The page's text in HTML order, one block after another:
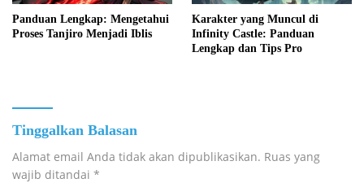
Panduan Lengkap: Mengetahui
Proses Tanjiro Menjadi Iblis
Karakter yang Muncul di
Infinity Castle: Panduan
Lengkap dan Tips Pro
Tinggalkan Balasan
Alamat email Anda tidak akan dipublikasikan. Ruas yang
wajib ditandai *